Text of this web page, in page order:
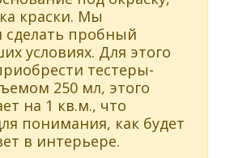
краски. Мы
сделать пробный
условиях. Для этого
тестеры-
250 мл, этого
на 1 кв.м., что
понимания, как будет
в интерьере.